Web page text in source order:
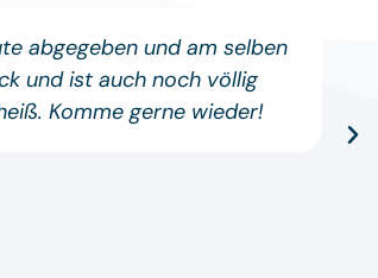
abgegeben und am selben
und ist auch noch völlig
Komme gerne wieder!